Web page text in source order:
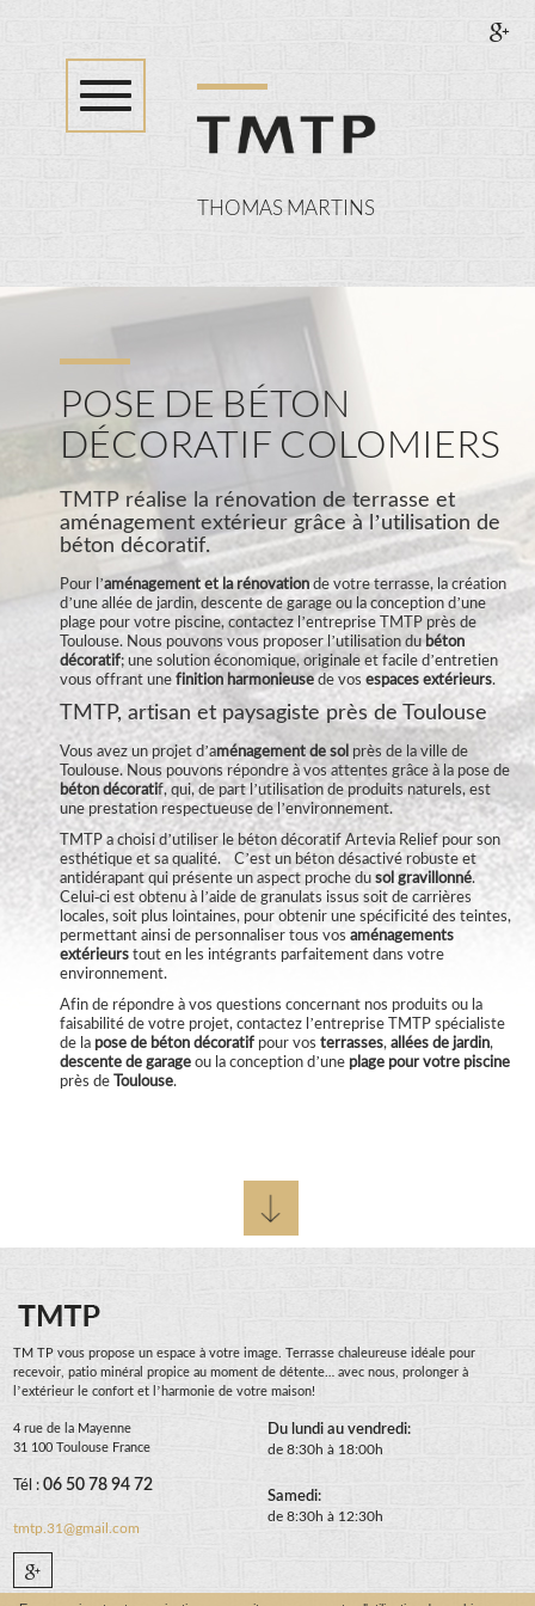
THOMAS MARTINS
RÉNOVATION
Toggle
navigation
POSE DE BÉTON
DÉCORATIF COLOMIERS
TMTP réalise la rénovation de terrasse et
aménagement extérieur grâce à l’utilisation de
béton décoratif.
Pour l’aménagement et la rénovationde votre terrasse, la création
d’une allée de jardin, descente de garage ou la conception d’une
plage pour votre piscine, contactez l’entreprise TMTP près de
Toulouse. Nous pouvons vous proposer l’utilisation dubéton
décoratif; une solution économique, originale et facile d’entretien
vous offrant unefinition harmonieusede vos espaces extérieurs.
TMTP, artisan et paysagiste près de Toulouse
Vous avez un projet d’aménagement de sol près de la ville de
Toulouse. Nous pouvons répondre à vos attentes grâce à la pose de
béton décoratif, qui, de part l’utilisation de produits naturels, est
une prestation respectueuse de l’environnement.
TMTP a choisi d’utiliser le béton décoratif Artevia Relief pour son
esthétique et sa qualité. C’est un béton désactivé robuste et
antidérapant qui présente un aspect proche dusol gravillonné.
Celui-ci est obtenu à l’aide de granulats issus soit de carrières
locales, soit plus lointaines, pour obtenir une spécificité des teintes,
permettant ainsi de personnaliser tous vos aménagements
extérieurstout en les intégrants parfaitement dans votre
environnement.
Afin de répondre à vos questions concernant nos produits ou la
faisabilité de votre projet, contactez l’entreprise TMTP spécialiste
de la pose de béton décoratif pour vos terrasses, allées de jardin,
descente de garageou la conception d’une plage pour votre piscine
près deToulouse.
TM TP vous propose un espace à votre image. Terrasse chaleureuse idéale pour
recevoir, patio minéral propice au moment de détente… avec nous, prolonger à
l’extérieur le confort et l’harmonie de votre maison!
4 rue de la Mayenne
31 100 Toulouse France
Tél :06 50 78 94 72
tmtp.31@gmail.com
Du lundi au vendredi:
de 8:30h à 18:00h
Samedi:
de 8:30h à 12:30h